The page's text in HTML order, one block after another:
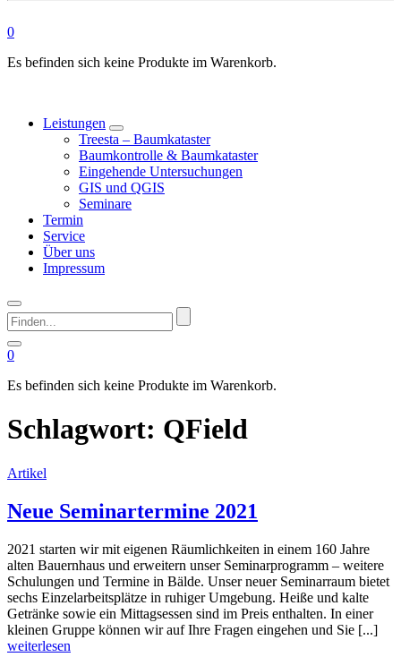
0
Es befinden sich keine Produkte im Warenkorb.
Leistungen
Treesta – Baumkataster
Baumkontrolle & Baumkataster
Eingehende Untersuchungen
GIS und QGIS
Seminare
Termin
Service
Über uns
Impressum
Finden...
0
Es befinden sich keine Produkte im Warenkorb.
Schlagwort: QField
Artikel
Neue Seminartermine 2021
2021 starten wir mit eigenen Räumlichkeiten in einem 160 Jahre
alten Bauernhaus und erweitern unser Seminarprogramm – weitere
Schulungen und Termine in Bälde. Unser neuer Seminarraum bietet
sechs Einzelarbeitsplätze in ruhiger Umgebung. Heiße und kalte
Getränke sowie ein Mittagsessen sind im Preis enthalten. In einer
kleinen Gruppe können wir auf Ihre Fragen eingehen und Sie [...]
weiterlesen